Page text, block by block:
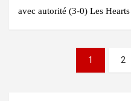
avec autorité (3-0) Les
1 2